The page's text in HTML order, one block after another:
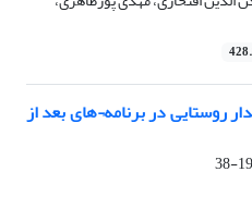
روستایی در برنامه¬های بعد از
19-38